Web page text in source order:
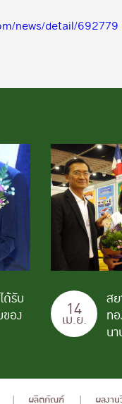
news/detail/692779
รับ
อง
14
เม.ย.
ส
ท
น
ผลิตภัณฑ์ ผลงา